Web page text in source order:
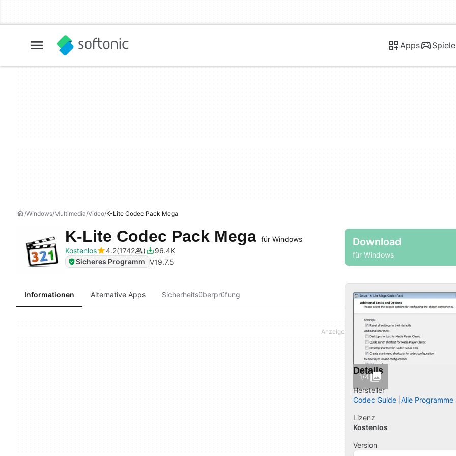
Apps Spiele
Windows Multimedia Video K-Lite Codec Pack Mega
K-Lite Codec Pack Mega für Windows
Kostenlos
4.2 1742
96.4K
Sicheres Programm V19.7.5
Download
für Windows
Informationen Alternative Apps Sicherheitsüberprüfung
1/4
Details
Hersteller
Codec Guide Alle Programme
Lizenz
Kostenlos
Version